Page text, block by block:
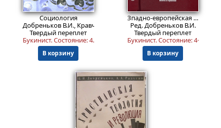
399₽
Социология
Добреньков В.И., Кравченко А.И.
Твердый переплет
Букинист.Состояние: 4. Есть погашенная печать
В корзину
Зпадно-европейская социология XIX - начала XX веков
Ред. Добреньков В.И.
Твердый переплет
Букинист.Состояние: 4+
В корзину